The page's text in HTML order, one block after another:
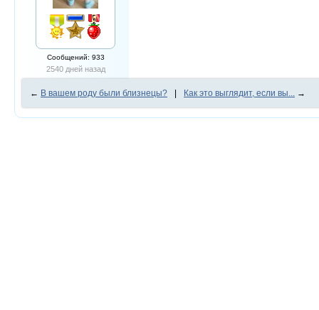
Сообщений: 933
2540 дней назад
← В вашем роду были близнецы? Как это выглядит, если вы... →